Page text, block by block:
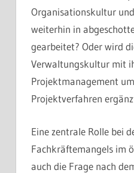
Organisationskultur
weiterhin in
gearbeitet? Oder wird
Verwaltungskultur mit
Projektmanagement
Projektverfahren
Eine zentrale Rolle bei
Fachkräftemangels im
auch die Frage nach